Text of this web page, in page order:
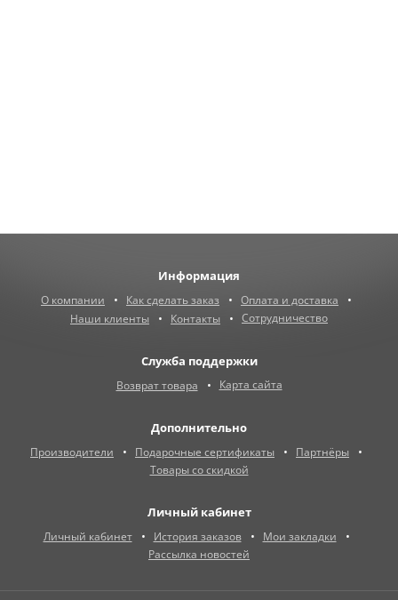
Информация
О компании Как сделать заказ
Оплата и доставка
Наши клиенты
Контакты Сотрудничество
Служба поддержки
Возврат товара Карта сайта
Дополнительно
Производители Подарочные сертификаты
Партнёры
Товары со скидкой
Личный кабинет
Личный кабинет История заказов
Мои закладки
Рассылка новостей